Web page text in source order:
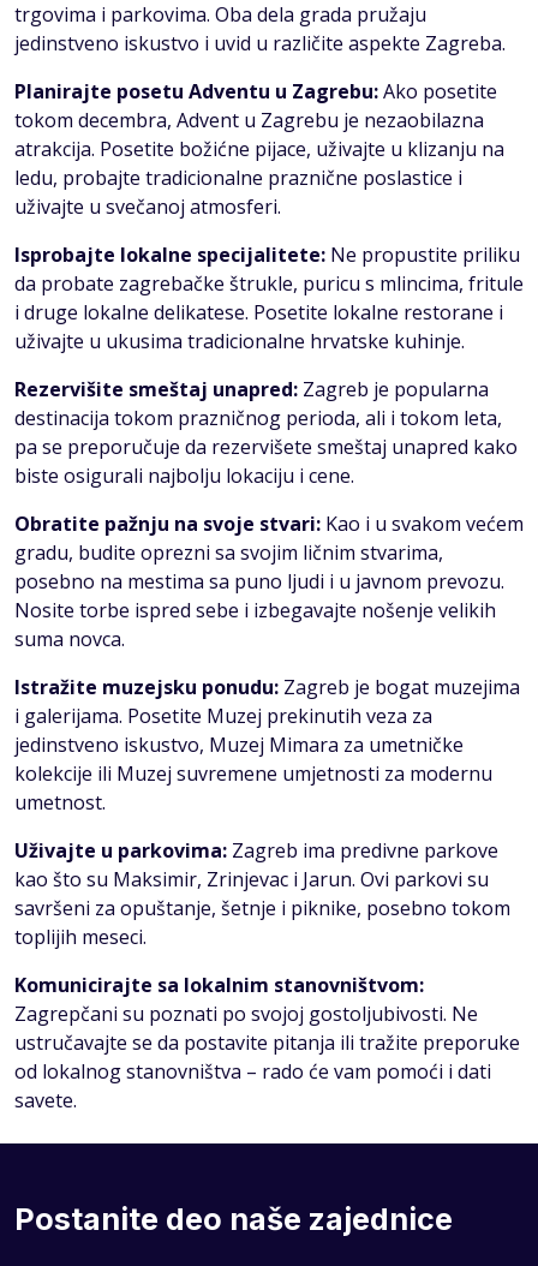
trgovima i parkovima. Oba dela grada pružaju
jedinstveno iskustvo i uvid u različite aspekte Zagreba.
Planirajte posetu Adventu u Zagrebu:Ako posetite
tokom decembra, Advent u Zagrebu je nezaobilazna
atrakcija. Posetite božićne pijace, uživajte u klizanju na
ledu, probajte tradicionalne praznične poslastice i
uživajte u svečanoj atmosferi.
Isprobajte lokalne specijalitete: Ne propustite priliku
da probate zagrebačke štrukle, puricu s mlincima, fritule
i druge lokalne delikatese. Posetite lokalne restorane i
uživajte u ukusima tradicionalne hrvatske kuhinje.
Rezervišite smeštaj unapred: Zagreb je popularna
destinacija tokom prazničnog perioda, ali i tokom leta,
pa se preporučuje da rezervišete smeštaj unapred kako
biste osigurali najbolju lokaciju i cene.
Obratite pažnju na svoje stvari: Kao i u svakom većem
gradu, budite oprezni sa svojim ličnim stvarima,
posebno na mestima sa puno ljudi i u javnom prevozu.
Nosite torbe ispred sebe i izbegavajte nošenje velikih
suma novca.
Istražite muzejsku ponudu: Zagreb je bogat muzejima
i galerijama. Posetite Muzej prekinutih veza za
jedinstveno iskustvo, Muzej Mimara za umetničke
kolekcije ili Muzej suvremene umjetnosti za modernu
umetnost.
Uživajte u parkovima: Zagreb ima predivne parkove
kao što su Maksimir, Zrinjevac i Jarun. Ovi parkovi su
savršeni za opuštanje, šetnje i piknike, posebno tokom
toplijih meseci.
Komunicirajte sa lokalnim stanovništvom:
Zagrepčani su poznati po svojoj gostoljubivosti. Ne
ustručavajte se da postavite pitanja ili tražite preporuke
od lokalnog stanovništva – rado će vam pomoći i dati
savete.
Postanite deo naše zajednice